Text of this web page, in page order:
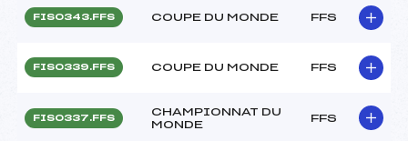
FIS0343.FFS COUPE DU MONDE FFS
FIS0339.FFS COUPE DU MONDE FFS
FIS0337.FFS
CHAMPIONNAT DU
MONDE
FFS